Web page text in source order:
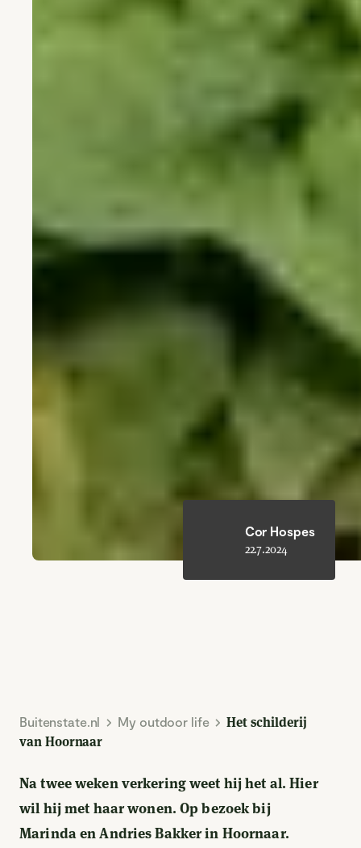
Cor Hospes
22.7.2024
Buitenstate.nl My outdoor life
Het schilderij
van Hoornaar
Na twee weken verkering weet hij het al. Hier
wil hij met haar wonen. Op bezoek bij
Marinda en Andries Bakker in Hoornaar.